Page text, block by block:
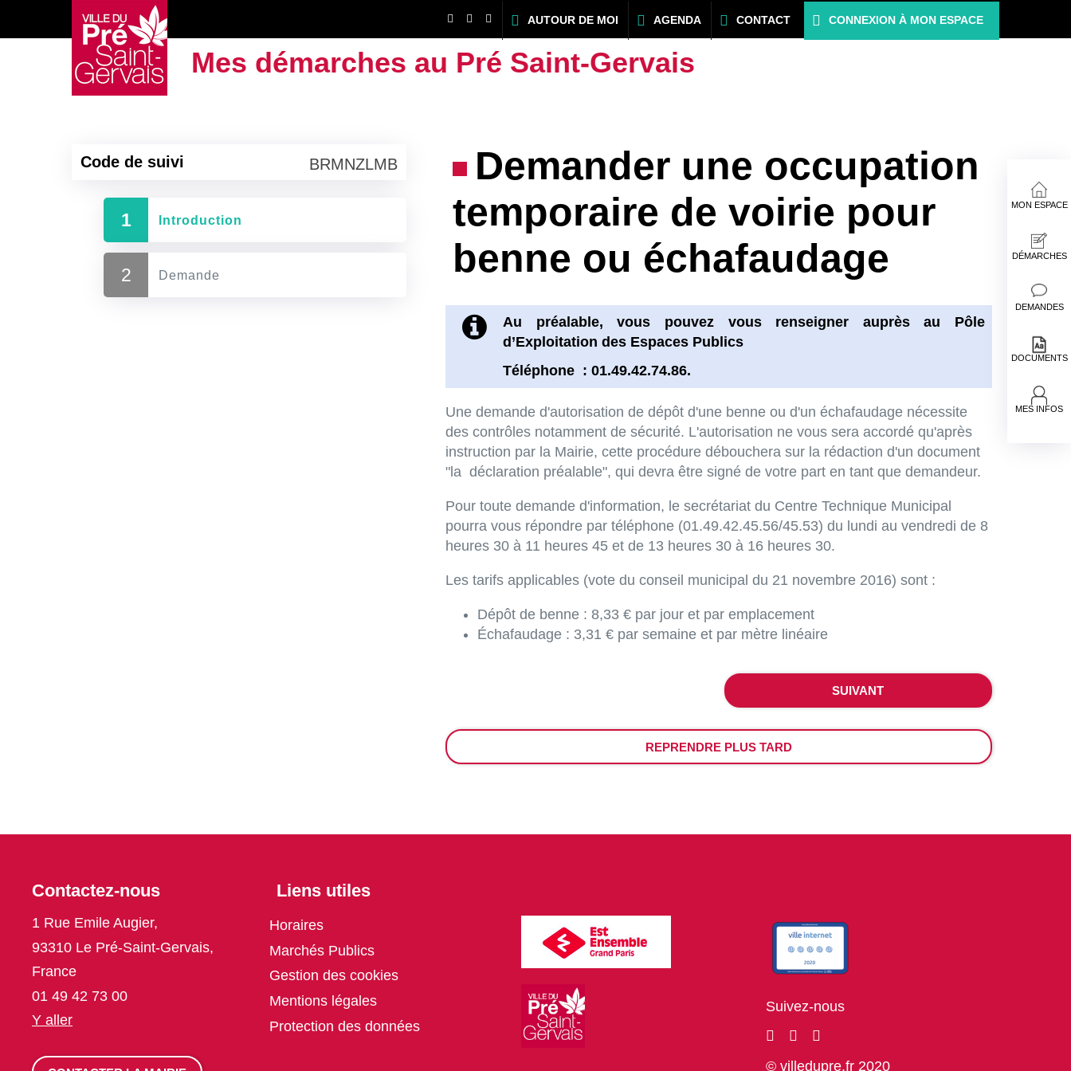
AUTOUR DE MOI AGENDA CONTACT CONNEXION À MON ESPACE
Mes démarches au Pré Saint-Gervais
MON ESPACE
DÉMARCHES
DEMANDES
DOCUMENTS
MES INFOS
Demander une occupation
temporaire de voirie pour
benne ou échafaudage
Code de suivi BRMNZLMB
1 Introduction
2 Demande
Au préalable, vous pouvez vous renseigner auprès au Pôle
d’Exploitation des Espaces Publics
Téléphone : 01.49.42.74.86.
Une demande d'autorisation de dépôt d'une benne ou d'un échafaudage nécessite
des contrôles notamment de sécurité. L'autorisation ne vous sera accordé qu'après
instruction par la Mairie, cette procédure débouchera sur la rédaction d'un document
"la déclaration préalable", qui devra être signé de votre part en tant que demandeur.
Pour toute demande d'information, le secrétariat du Centre Technique Municipal
pourra vous répondre par téléphone (01.49.42.45.56/45.53) du lundi au vendredi de 8
heures 30 à 11 heures 45 et de 13 heures 30 à 16 heures 30.
Les tarifs applicables (vote du conseil municipal du 21 novembre 2016) sont :
Dépôt de benne : 8,33 € par jour et par emplacement
Échafaudage : 3,31 € par semaine et par mètre linéaire
SUIVANT
REPRENDRE PLUS TARD
Contactez-nous
1 Rue Emile Augier,
93310 Le Pré-Saint-Gervais,
France
01 49 42 73 00
Y aller
Liens utiles
Horaires
Marchés Publics
Gestion des cookies
Mentions légales
Protection des données
Suivez-nous
© villedupre.fr 2020